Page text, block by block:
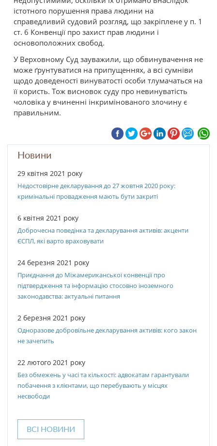
Новини
29 квітня 2021 року
Недостовірне декларування до 27 жовтня 2020 року:
кримінальні провадження мають бути закриті
6 квітня 2021 року
Доброчесна поведінка та декларування активів: акценти
ЄСПЛ, які варто враховувати
24 березня 2021 року
Приєднання до Міжамериканської конвенції про
підтвердження та інформацію стосовно іноземного
законодавства: актуальні питання
2 березня 2021 року
Одноразове добровільне декларування активів: кого закон
не зачепить
22 лютого 2021 року
Без обмежень у часі та кількості: адвокатам гарантували
побачення з клієнтами, що перебувають у місцях
несвободи
ВСІ НОВИНИ
істотного порушення права людини на
справедливий судовий розгляд, що закріплене у п. 1
ст. 6 Конвенції про захист прав людини і
основоположних свобод.
У Верховному Суд зауважили, що обвинувачення не
може ґрунтуватися на припущеннях, а всі сумніви
щодо доведеності винуватості особи тлумачаться на
її користь. Тож висновок суду про невинуватість
чоловіка у вчиненні інкримінованого злочину є
правильним.